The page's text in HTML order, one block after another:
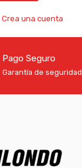
Crea una cuenta
Pago Seguro
Garantía de seguridad